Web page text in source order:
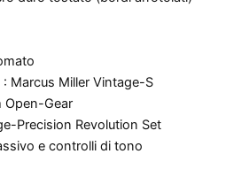
Marcus Miller Vintage-S
Open-Gear
Precision Revolution Set
e controlli di tono